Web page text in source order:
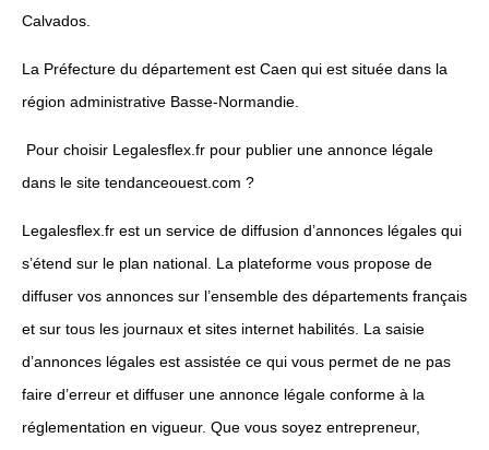
Calvados.
La Préfecture du département est Caen qui est située dans la
région administrative Basse-Normandie.
Pour choisir Legalesflex.fr pour publier une annonce légale
dans le site tendanceouest.com ?
Legalesflex.fr est un service de diffusion d’annonces légales qui
s’étend sur le plan national. La plateforme vous propose de
diffuser vos annonces sur l’ensemble des départements français
et sur tous les journaux et sites internet habilités. La saisie
d’annonces légales est assistée ce qui vous permet de ne pas
faire d’erreur et diffuser une annonce légale conforme à la
réglementation en vigueur. Que vous soyez entrepreneur,